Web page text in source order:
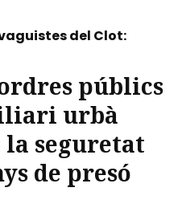
del Clot:
públics
urbà
seguretat
de presó